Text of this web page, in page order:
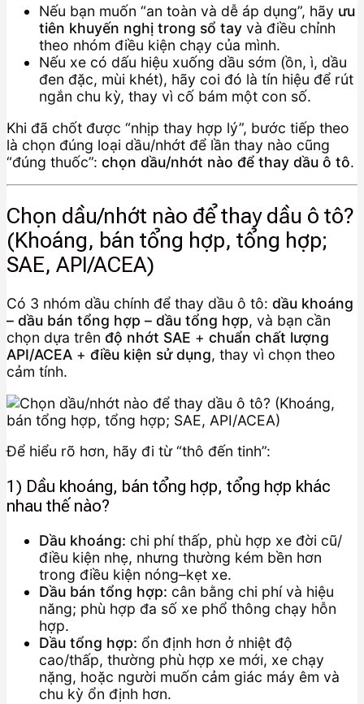
Nếu bạn muốn “an toàn và dễ áp dụng”, hãy ưu
tiên khuyến nghị trong sổ tay và điều chỉnh
theo nhóm điều kiện chạy của mình.
Nếu xe có dấu hiệu xuống dầu sớm (ồn, ì, dầu
đen đặc, mùi khét), hãy coi đó là tín hiệu để rút
ngắn chu kỳ, thay vì cố bám một con số.
Khi đã chốt được “nhịp thay hợp lý”, bước tiếp theo
là chọn đúng loại dầu/nhớt để lần thay nào cũng
“đúng thuốc”: chọn dầu/nhớt nào để thay dầu ô tô.
Chọn dầu/nhớt nào để thay dầu ô tô?
(Khoáng, bán tổng hợp, tổng hợp;
SAE, API/ACEA)
Có 3 nhóm dầu chính để thay dầu ô tô: dầu khoáng
– dầu bán tổng hợp – dầu tổng hợp, và bạn cần
chọn dựa trên độ nhớt SAE + chuẩn chất lượng
API/ACEA + điều kiện sử dụng, thay vì chọn theo
cảm tính.
Để hiểu rõ hơn, hãy đi từ “thô đến tinh”:
1) Dầu khoáng, bán tổng hợp, tổng hợp khác
nhau thế nào?
Dầu khoáng: chi phí thấp, phù hợp xe đời cũ/
điều kiện nhẹ, nhưng thường kém bền hơn
trong điều kiện nóng–kẹt xe.
Dầu bán tổng hợp: cân bằng chi phí và hiệu
năng; phù hợp đa số xe phổ thông chạy hỗn
hợp.
Dầu tổng hợp: ổn định hơn ở nhiệt độ
cao/thấp, thường phù hợp xe mới, xe chạy
nặng, hoặc người muốn cảm giác máy êm và
chu kỳ ổn định hơn.